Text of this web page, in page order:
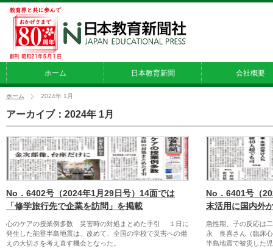
ホーム 日本教育新聞 会社概要
ホーム 2024年 1月
アーカイブ：2024年 1月
No．6402号（2024年1月29日号）14面では
「修学旅行先で企業を訪問」を掲載
心のケアの授業例多数 災害時の対処まとめた手引 １日に
発生した能登半島地震は、改めて、全国の学校で災害への備
えの大切さを考え直す機会となった。
No．6401号（
末活用に国内外
急性期、子の反応は
永 良喜さん（臨床
半島地震で被災した